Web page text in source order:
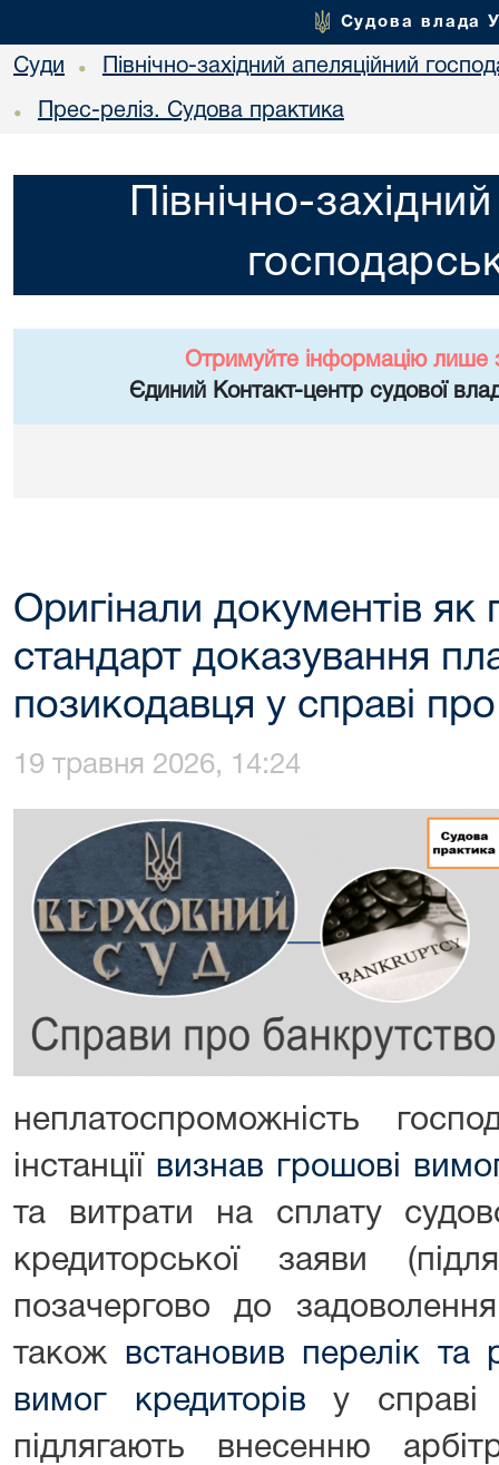
Судова влада
Суди • Північно-західний апеляційний
• Прес-реліз. Судова практика
Північно-
Отримуйте інформацію лише
Єдиний Контакт-центр судової
Оригінали документів як
стандарт доказування
позикодавця у справі
19 травня 2026, 14:24
неплатоспроможність
інстанції визнав грошові
та витрати на сплату
кредиторської заяви
позачергово до
також встановив перелік та
вимог кредиторів у
підлягають внесенню